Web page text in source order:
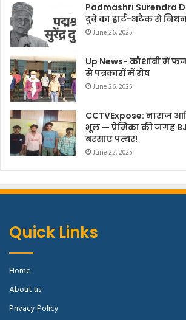
Padmashri Surendra
दुबे का हार्ट-अटैक से
June 26, 2025
Up News- कौशांबी में
से पत्रकारों में रोष
June 26, 2025
CCTVExpose: नाराज
भूल — प्रेमिका की जगह
बरसाए पत्थर!
June 22, 2025
Quick Links
Home
About us
Privacy Policy